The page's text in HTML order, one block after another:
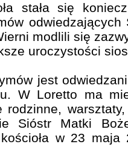
stała się
modlili się
uroczystości
jest
W Loretto ma
warsztaty,
Sióstr Matki
w 23